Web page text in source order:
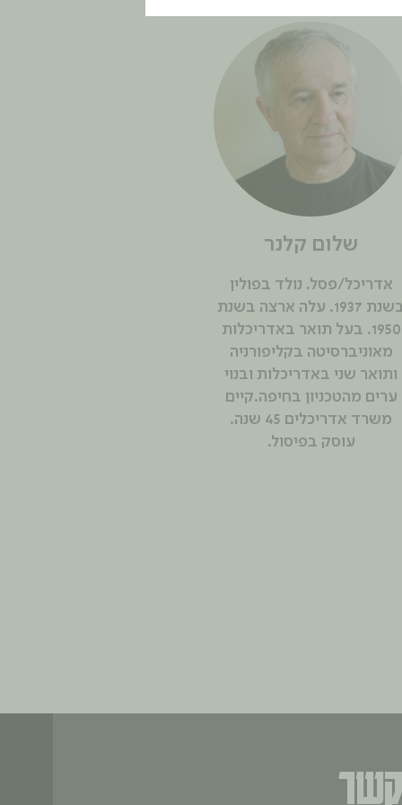
שלום קלנר
אדריכל/פסל. נולד בפולין
בשנת 1937. עלה ארצה בשנת
1950. בעל תואר באדריכלות
מאוניברסיטה בקליפורניה
ותואר שני באדריכלות ובנוי
ערים מהטכניון בחיפה.קיים
משרד אדריכלים 45 שנה.
עוסק בפיסול.